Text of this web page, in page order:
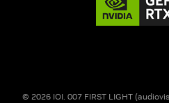
© 2026 IOI. 007 FIRST LIGHT